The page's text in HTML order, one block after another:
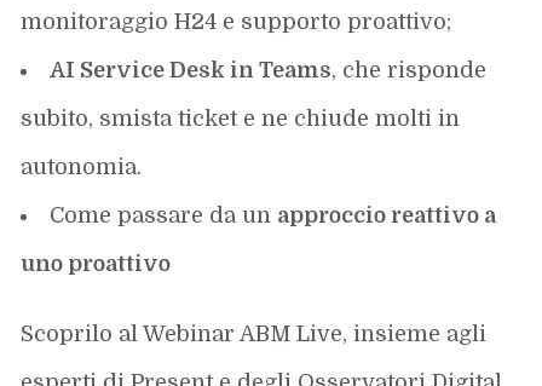
monitoraggio H24 e supporto proattivo;
AI Service Desk in Teams, che risponde
subito, smista ticket e ne chiude molti in
autonomia.
Come passare da un approccio reattivo a
uno proattivo
Scoprilo al Webinar ABM Live, insieme agli